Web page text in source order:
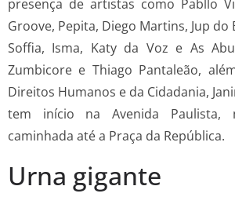
presença de artistas como Pabllo
Groove, Pepita, Diego Martins, Jup do
Soffia, Isma, Katy da Voz e As
Zumbicore e Thiago Pantaleão,
Direitos Humanos e da Cidadania,
tem início na Avenida Paulista,
caminhada até a Praça da República.
Urna gigante